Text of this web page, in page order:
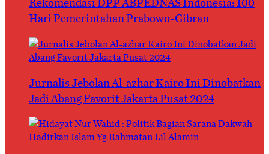
Hari Pemerintahan Prabowo-Gibran
Jurnalis Jebolan Al-azhar Kairo Ini Dinobatkan
Jadi Abang Favorit Jakarta Pusat 2024